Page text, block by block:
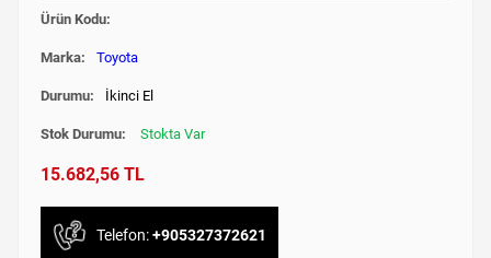
Ürün Kodu:
Marka: Toyota
Durumu: İkinci El
Stok Durumu: Stokta Var
15.682,56 TL
Telefon:+905327372621